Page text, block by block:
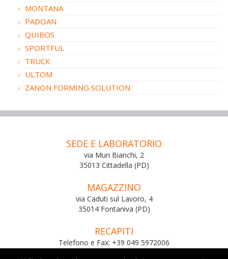
MONTANA
PADOAN
QUIBOS
SPORTFUL
TRUCK
ULTOM
ZANON FORMING SOLUTION
SEDE E LABORATORIO
via Muri Bianchi, 2
35013 Cittadella (PD)
MAGAZZINO
via Caduti sul Lavoro, 4
35014 Fontaniva (PD)
RECAPITI
Telefono e Fax: +39 049 5972006